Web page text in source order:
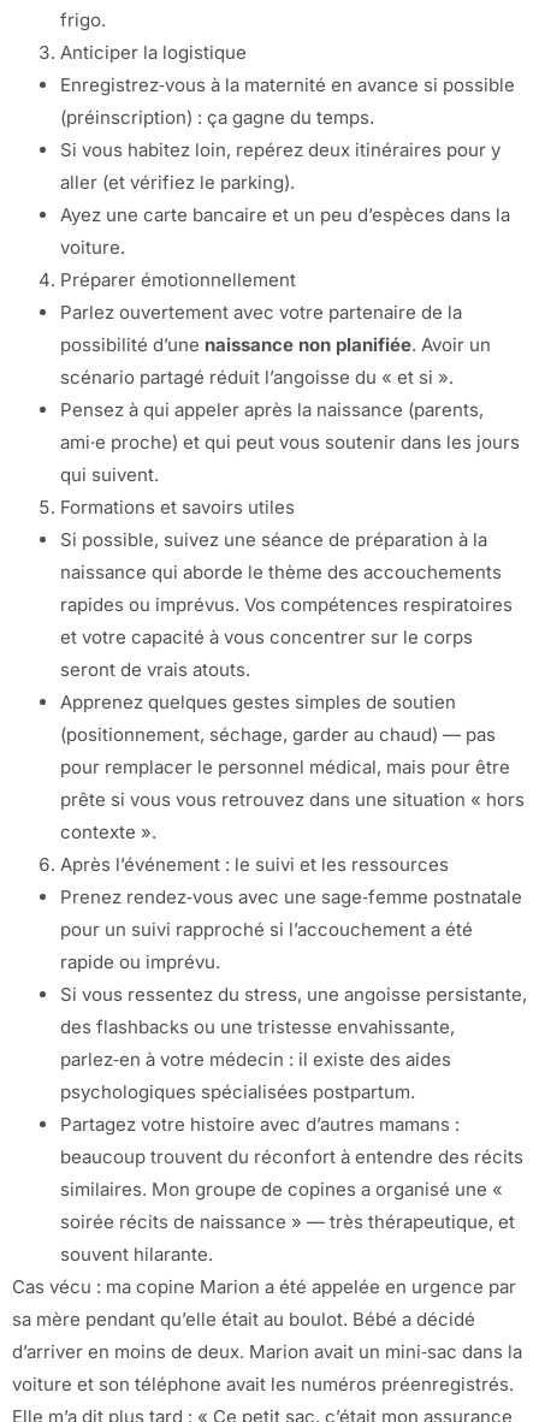
frigo.
Anticiper la logistique
Enregistrez‑vous à la maternité en avance si possible
(préinscription) : ça gagne du temps.
Si vous habitez loin, repérez deux itinéraires pour y
aller (et vérifiez le parking).
Ayez une carte bancaire et un peu d’espèces dans la
voiture.
Préparer émotionnellement
Parlez ouvertement avec votre partenaire de la
possibilité d’une naissance non planifiée. Avoir un
scénario partagé réduit l’angoisse du « et si ».
Pensez à qui appeler après la naissance (parents,
ami·e proche) et qui peut vous soutenir dans les jours
qui suivent.
Formations et savoirs utiles
Si possible, suivez une séance de préparation à la
naissance qui aborde le thème des accouchements
rapides ou imprévus. Vos compétences respiratoires
et votre capacité à vous concentrer sur le corps
seront de vrais atouts.
Apprenez quelques gestes simples de soutien
(positionnement, séchage, garder au chaud) — pas
pour remplacer le personnel médical, mais pour être
prête si vous vous retrouvez dans une situation « hors
contexte ».
Après l’événement : le suivi et les ressources
Prenez rendez‑vous avec une sage‑femme postnatale
pour un suivi rapproché si l’accouchement a été
rapide ou imprévu.
Si vous ressentez du stress, une angoisse persistante,
des flashbacks ou une tristesse envahissante,
parlez‑en à votre médecin : il existe des aides
psychologiques spécialisées postpartum.
Partagez votre histoire avec d’autres mamans :
beaucoup trouvent du réconfort à entendre des récits
similaires. Mon groupe de copines a organisé une «
soirée récits de naissance » — très thérapeutique, et
souvent hilarante.
Cas vécu : ma copine Marion a été appelée en urgence par
sa mère pendant qu’elle était au boulot. Bébé a décidé
d’arriver en moins de deux. Marion avait un mini‑sac dans la
voiture et son téléphone avait les numéros préenregistrés.
Elle m’a dit plus tard : « Ce petit sac, c’était mon assurance